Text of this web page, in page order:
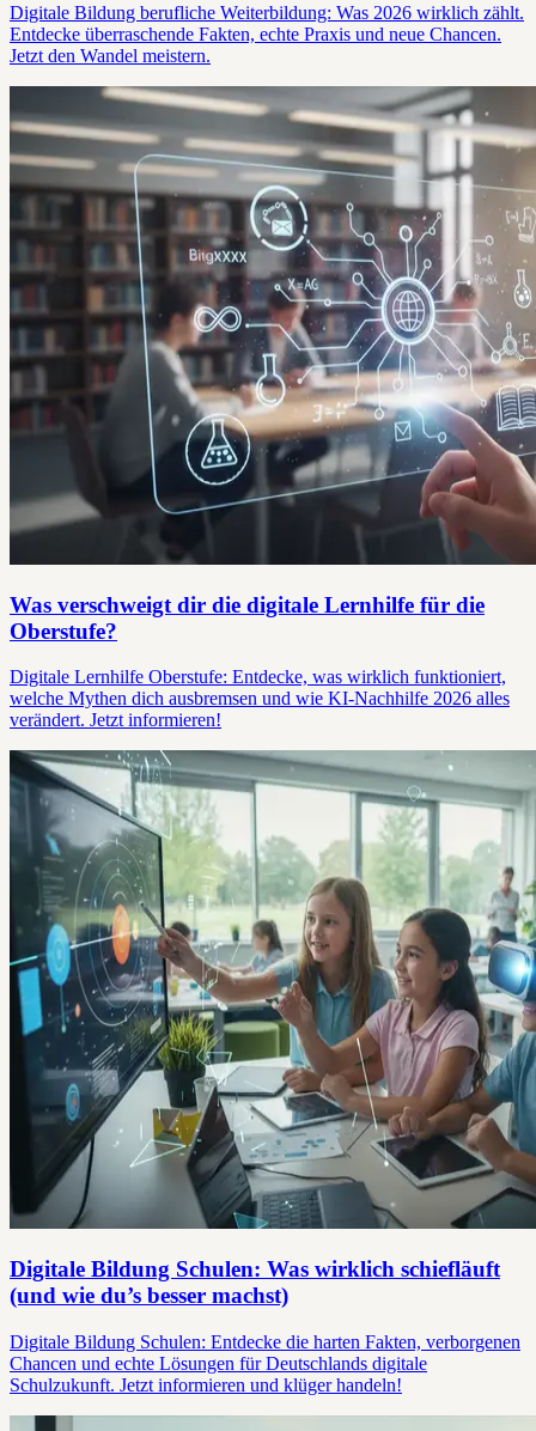
Digitale Bildung berufliche Weiterbildung: Was 2026 wirklich zählt.
Entdecke überraschende Fakten, echte Praxis und neue Chancen.
Jetzt den Wandel meistern.
Was verschweigt dir die digitale Lernhilfe für die
Oberstufe?
Digitale Lernhilfe Oberstufe: Entdecke, was wirklich funktioniert,
welche Mythen dich ausbremsen und wie KI-Nachhilfe 2026 alles
verändert. Jetzt informieren!
Digitale Bildung Schulen: Was wirklich schiefläuft
(und wie du’s besser machst)
Digitale Bildung Schulen: Entdecke die harten Fakten, verborgenen
Chancen und echte Lösungen für Deutschlands digitale
Schulzukunft. Jetzt informieren und klüger handeln!